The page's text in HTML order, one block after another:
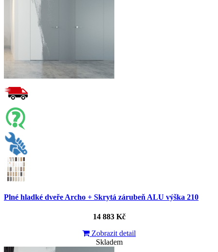
Plné hladké dveře Archo + Skrytá zárubeň ALU výška 210
14 883 Kč
Zobrazit detail
Skladem